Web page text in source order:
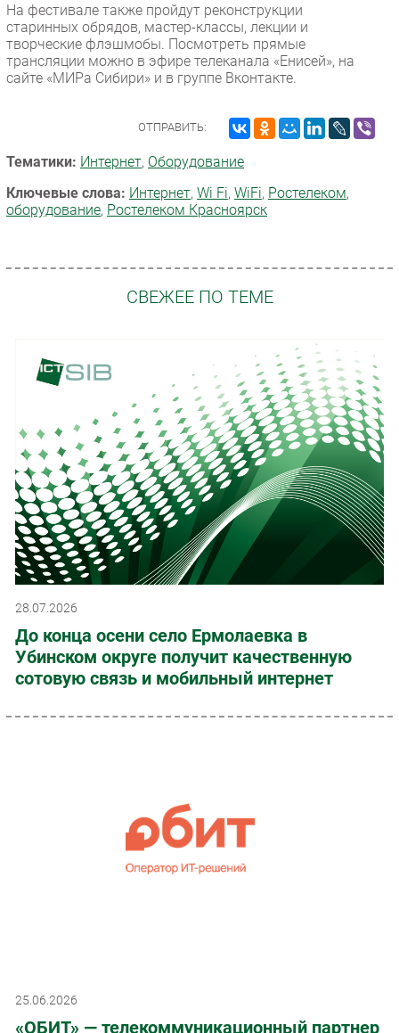
На фестивале также пройдут реконструкции
старинных обрядов, мастер-классы, лекции и
творческие флэшмобы. Посмотреть прямые
трансляции можно в эфире телеканала «Енисей», на
сайте «МИРа Сибири» и в группе Вконтакте.
ОТПРАВИТЬ:
Тематики: Интернет, Оборудование
Ключевые слова: Интернет, Wi Fi, WiFi, Ростелеком,
оборудование, Ростелеком Красноярск
СВЕЖЕЕ ПО ТЕМЕ
28.07.2026
До конца осени село Ермолаевка в
Убинском округе получит качественную
сотовую связь и мобильный интернет
25.06.2026
«ОБИТ» — телекоммуникационный партнер